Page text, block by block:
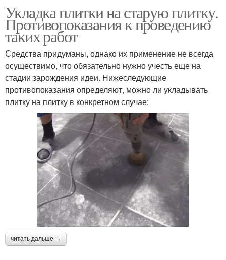
Укладка плитки на старую плитку.
Противопоказания к проведению
таких работ
Средства придуманы, однако их применение не всегда
осуществимо, что обязательно нужно учесть еще на
стадии зарождения идеи. Нижеследующие
противопоказания определяют, можно ли укладывать
плитку на плитку в конкретном случае:
читать дальше →